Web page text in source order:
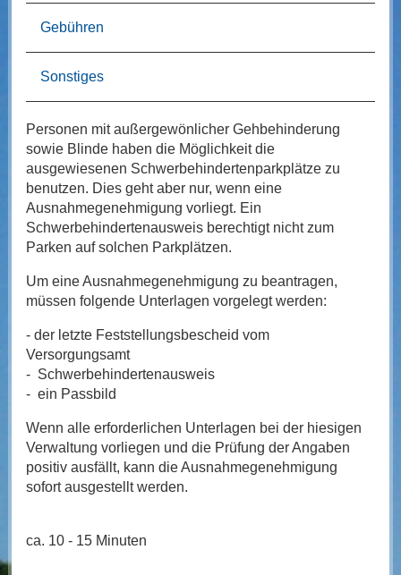
Gebühren
Sonstiges
Personen mit außergewönlicher Gehbehinderung
sowie Blinde haben die Möglichkeit die
ausgewiesenen Schwerbehindertenparkplätze zu
benutzen. Dies geht aber nur, wenn eine
Ausnahmegenehmigung vorliegt. Ein
Schwerbehindertenausweis berechtigt nicht zum
Parken auf solchen Parkplätzen.
Um eine Ausnahmegenehmigung zu beantragen,
müssen folgende Unterlagen vorgelegt werden:
- der letzte Feststellungsbescheid vom
Versorgungsamt
- Schwerbehindertenausweis
- ein Passbild
Wenn alle erforderlichen Unterlagen bei der hiesigen
Verwaltung vorliegen und die Prüfung der Angaben
positiv ausfällt, kann die Ausnahmegenehmigung
sofort ausgestellt werden.
ca. 10 - 15 Minuten